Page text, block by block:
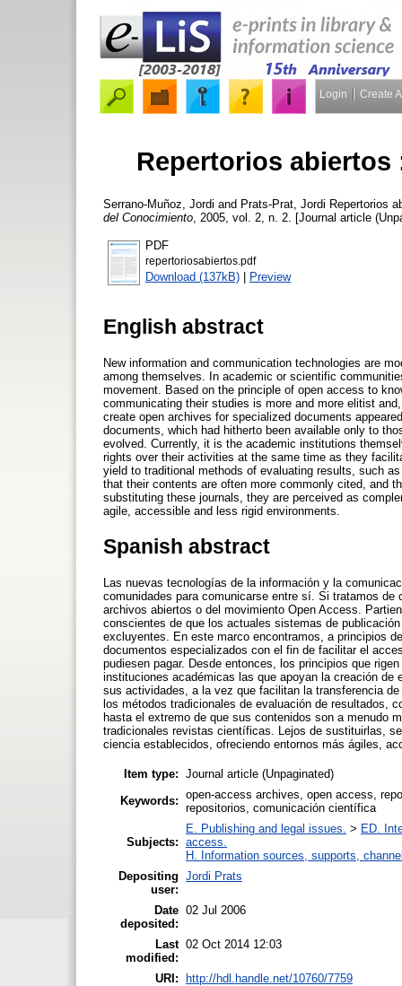
Login Create
Repertorios
Serrano-Muñoz, Jordi and Prats-Prat, Jordi Repertorios
del Conocimiento , 2005, vol. 2, n. 2. [Journal article
PDF
repertoriosabiertos.pdf
Download (137kB) | Preview
English abstract
New information and communication technologies are
among themselves. In academic or scientific
movement. Based on the principle of open access to
communicating their studies is more and more elitist
create open archives for specialized documents
documents, which had hitherto been available only to
evolved. Currently, it is the academic institutions
rights over their activities at the same time as they
yield to traditional methods of evaluating results, such
that their contents are often more commonly cited, and
substituting these journals, they are perceived as
agile, accessible and less rigid environments.
Spanish abstract
Las nuevas tecnologías de la información y la
comunidades para comunicarse entre sí. Si tratamos
archivos abiertos o del movimiento Open Access.
conscientes de que los actuales sistemas de
excluyentes. En este marco encontramos, a principios
documentos especializados con el fin de facilitar el
pudiesen pagar. Desde entonces, los principios que
instituciones académicas las que apoyan la creación
sus actividades, a la vez que facilitan la transferencia
los métodos tradicionales de evaluación de resultados,
hasta el extremo de que sus contenidos son a menudo
tradicionales revistas científicas. Lejos de sustituirlas,
ciencia establecidos, ofreciendo entornos más ágiles,
Item type: Journal article (Unpaginated)
Keywords: open-access archives, open access,
repositorios, comunicación científica
Subjects:
E. Publishing and legal issues. > ED.
access.
H. Information sources, supports,
Depositing
user:
Jordi Prats
Date
deposited:
02 Jul 2006
Last
modified:
02 Oct 2014 12:03
URI: http://hdl.handle.net/10760/7759